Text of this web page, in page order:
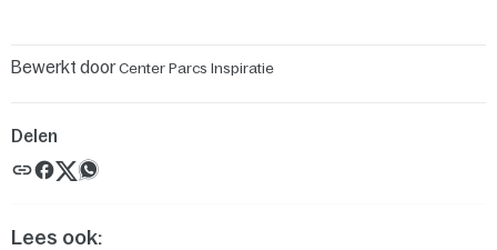
Bewerkt doorCenter Parcs Inspiratie
Delen
Lees ook: